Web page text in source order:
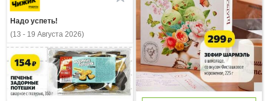
Надо успеть!
(13 - 19 Августа 2026)